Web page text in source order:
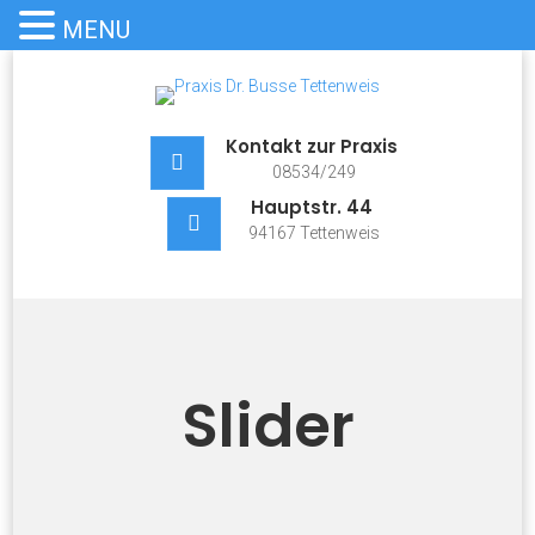
Praxis Dr. Busse Tettenweis
Kontakt zur Praxis
08534/249
Hauptstr. 44
94167 Tettenweis
Slider
MENU